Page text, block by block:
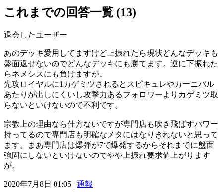
これまでの回答一覧 (13)
退会したユーザー
あのデッキ愛用してますけど上振れたら現状どんなデッキも
盤面返せないのでどんなデッキにも勝てます。逆に下振れた
らネメシスにも負けますが。
先攻ロイヤルに1カゲミツされるとスピキュレやカーニバル
あたりが出しにくいし攻撃力あるフォロワーよりカゲミツ取
らないといけないので不利です。
宗教上の理由なら仕方ないですが専門店も吹き飛ばすパワー
持ってるので専門店も明確なメタにはなりきれないと思って
ます。まあ専門店は爆弾が7で爆発するからそれまでに盤面
強固にしないといけないのでやや上振れ要求値上がります
が。
2020年7月8日 01:05 | 通報